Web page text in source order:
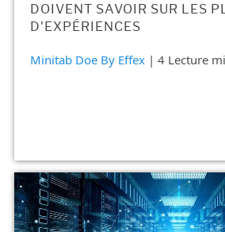
DOIVENT SAVOIR SUR LES
D'EXPÉRIENCES
Minitab Doe By Effex | 4 Lecture